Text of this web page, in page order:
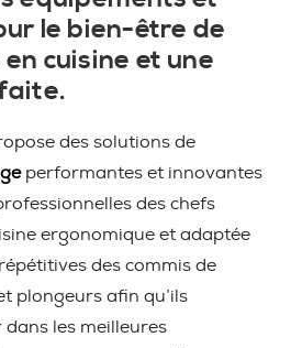
le bien-être de
cuisine et une
des solutions de
performantes et innovantes
des chefs
ergonomique et adaptée
des commis de
plongeurs afin qu’ils
les meilleures